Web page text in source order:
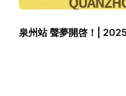
泉州站 聲夢開啓！|
繁體中文